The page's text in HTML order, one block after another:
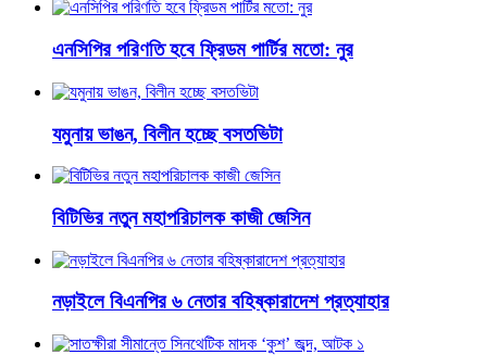
এনসিপির পরিণতি হবে ফ্রিডম পার্টির মতো: নুর
যমুনায় ভাঙন, বিলীন হচ্ছে বসতভিটা
বিটিভির নতুন মহাপরিচালক কাজী জেসিন
নড়াইলে বিএনপির ৬ নেতার বহিষ্কারাদেশ প্রত্যাহার